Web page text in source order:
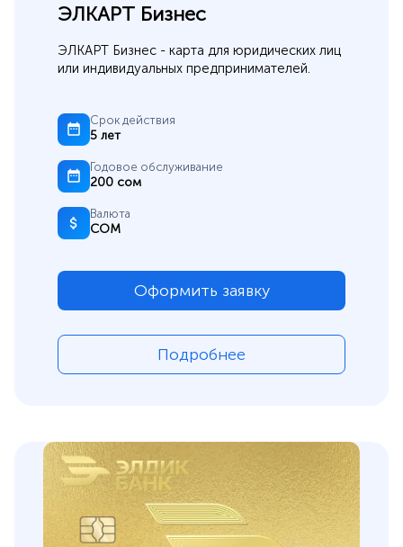
ЭЛКАРТ Бизнес
ЭЛКАРТ Бизнес - карта для юридических лиц
или индивидуальных предпринимателей.
Срок действия
5 лет
Годовое обслуживание
200 сом
Валюта
СОМ
Оформить заявку
Подробнее